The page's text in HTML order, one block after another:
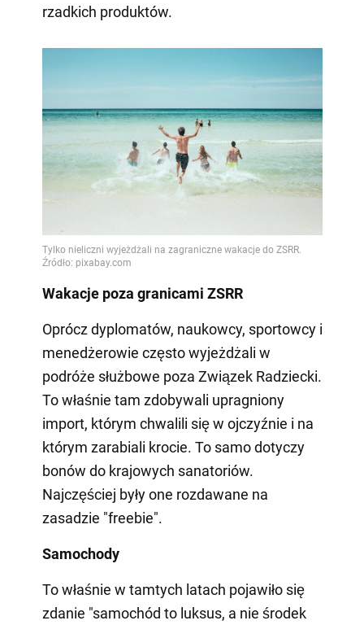
rzadkich produktów.
Wakacje poza granicami ZSRR
Oprócz dyplomatów, naukowcy, sportowcy i
menedżerowie często wyjeżdżali w
podróże służbowe poza Związek Radziecki.
To właśnie tam zdobywali upragniony
import, którym chwalili się w ojczyźnie i na
którym zarabiali krocie. To samo dotyczy
bonów do krajowych sanatoriów.
Najczęściej były one rozdawane na
zasadzie "freebie".
Samochody
To właśnie w tamtych latach pojawiło się
zdanie "samochód to luksus, a nie środek